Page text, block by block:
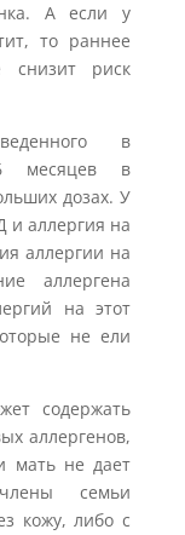
А если у
то раннее
снизит риск
в
месяцев в
дозах. У
и аллергия на
аллергии на
аллергена
на этот
не ели
содержать
аллергенов,
мать не дает
семьи
кожу, либо с